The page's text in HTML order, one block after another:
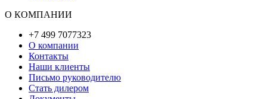
О КОМПАНИИ
+7 499 7077323
О компании
Контакты
Наши клиенты
Письмо руководителю
Стать дилером